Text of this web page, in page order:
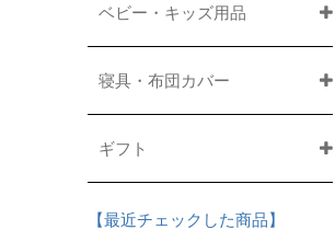
ベビー・キッズ用品
寝具・布団カバー
ギフト
【最近チェックした商品】